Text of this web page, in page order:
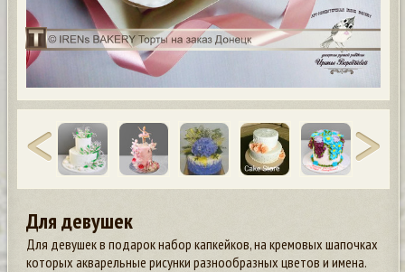
Для девушек
Для девушек в подарок набор капкейков, на кремовых шапочках
которых акварельные рисунки разнообразных цветов и имена.